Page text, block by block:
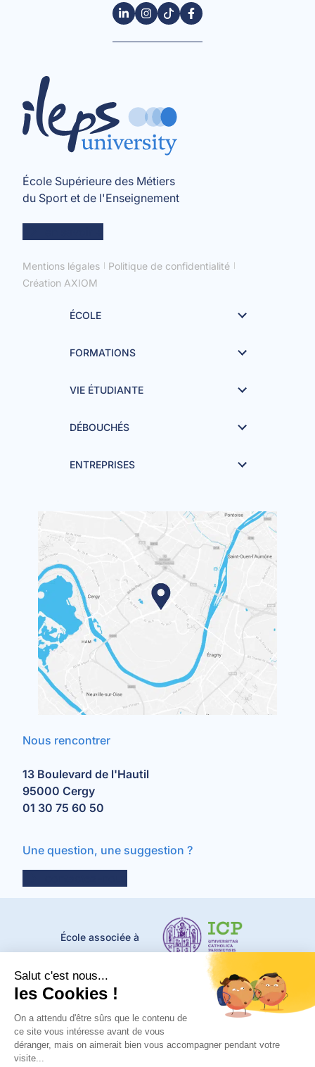
École Supérieure des Métiers
du Sport et de l'Enseignement
Mentions légales
Politique de confidentialité
Création AXIOM
ÉCOLE
FORMATIONS
VIE ÉTUDIANTE
DÉBOUCHÉS
ENTREPRISES
Nous rencontrer
13 Boulevard de l'Hautil
95000 Cergy
01 30 75 60 50
Une question, une suggestion ?
École associée à